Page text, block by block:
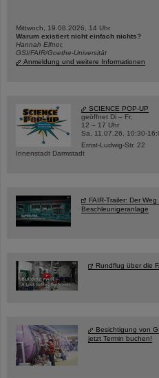
Mittwoch, 19.08.2026, 14 Uhr
Warum existiert nicht einfach nichts?
Hannah Elfner,
GSI/FAIR/Goethe-Universität
Anmeldung und weitere Informationen
SCIENCE POP-UP
geöffnet Di – Fr,
12 – 17 Uhr
Sa, 11.07.26, 10:30-
Ernst-Ludwig-Str. 22
Innenstadt Darmstadt
FAIR-Trailer: Der
Beschleunigeranlage
Rundflug über die
Besichtigung von
jetzt Termin buchen!